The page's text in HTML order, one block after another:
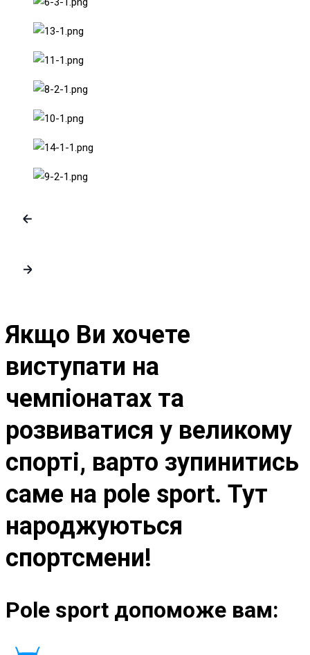
Якщо Ви хочете
виступати на
чемпіонатах та
розвиватися у великому
спорті, варто зупинитись
саме на pole sport. Тут
народжуються
спортсмени!
Pole sport допоможе вам: